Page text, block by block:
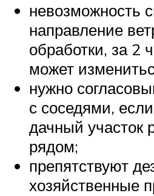
невозможность
направление
обработки, за 2
может
нужно
с соседями,
дачный участок
рядом;
препятствуют
хозяйственные